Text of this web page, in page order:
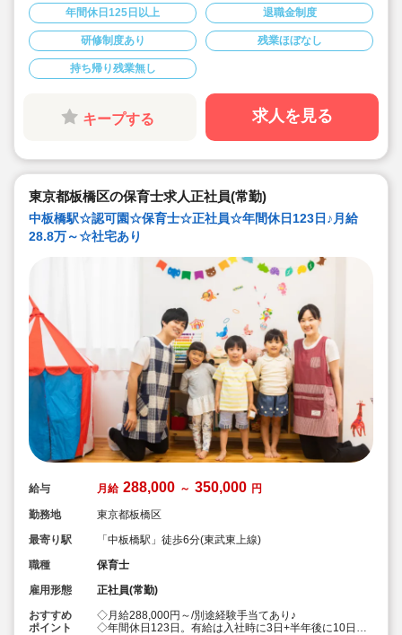
にしています。
◇産休・育休からの復帰（男性の育休実績あり）、時短
勤務実績多数で働きやすい職場です
◇ヘアカラーは自由。髪色の制限なし。
◇20代で経験少ない方もノビノビ働きやすい環境
◇書き物のICT化も進めており持ち帰り業務/残業ほぼな
し。
◇残業した場合の代は1分単位で支給されます
◇子どもが自分の意志や感情を尊重され、自分で選択し
ていくことをあたたかく見守り、子どもが主体の保育を
のような保育園
できる範囲で実施
◇在籍年数や保育経験に合わせた段階的な研修を年間総
計110回以上実施。研修も参加しやすい職場環境です
年間休日125日以上 退職金制度
研修制度あり 残業ほぼなし
持ち帰り残業無し
キープする 求人を見る
東京都板橋区の保育士求人正社員(常勤)
中板橋駅☆認可園☆保育士☆正社員☆年間休日123日♪月給
28.8万～☆社宅あり
給与 月給 288,000 ～ 350,000 円
勤務地
東京都板橋区
最寄り駅
「中板橋駅」徒歩6分(東武東上線)
職種
保育士
雇用形態
正社員(常勤)
おすすめ
ポイント
◇月給288,000円～/別途経験手当てあり♪
◇年間休日123日。有給は入社時に3日+半年後に10日付